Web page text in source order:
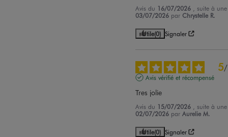
Avis du 16/07/2026 , suite à
03/07/2026 parChrystelle R.
Utile(0) Signaler
5/
Avis vérifié et récompensé
Tres jolie
Avis du 15/07/2026 , suite à
02/07/2026 parAurelie M.
Utile(0) Signaler